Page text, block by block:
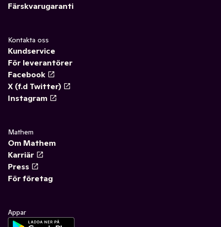
Färskvarugaranti
Kontakta oss
Kundservice
För leverantörer
Facebook
X (f.d Twitter)
Instagram
Mathem
Om Mathem
Karriär
Press
För företag
Appar